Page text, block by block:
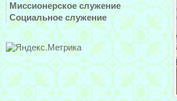
Миссионерское служение
Социальное служение